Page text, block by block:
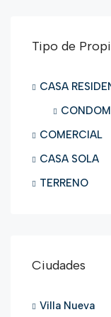
Tipo de
CASA
COMERCIAL
CASA SOLA
TERRENO
Ciudades
Villa Nueva